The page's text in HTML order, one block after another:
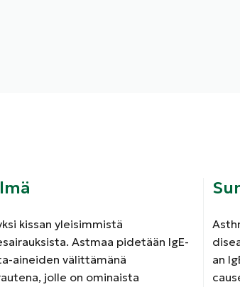
kissan yleisimmistä
Astmaa pidetään IgE-
aineiden välittämänä
jolle on ominaista
an